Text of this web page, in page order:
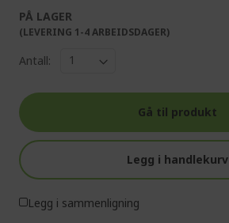
PÅ LAGER
(LEVERING 1-4 ARBEIDSDAGER)
Antall:
Gå til produkt
Legg i handlekurv
Legg i sammenligning